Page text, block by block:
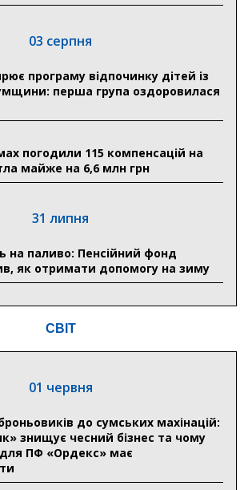
03 серпня
програму відпочинку дітей із
перша група оздоровилася
погодили 115 компенсацій на
майже на 6,6 млн грн
31 липня
на паливо: Пенсійний фонд
як отримати допомогу на зиму
Сумщини пояснили, що робити
родинам 20 полеглих Героїв
громадянина міста Суми»
30 липня
СВІТ
01 червня
до сумських махінацій:
знищує чесний бізнес та чому
ПФ «Ордекс» має